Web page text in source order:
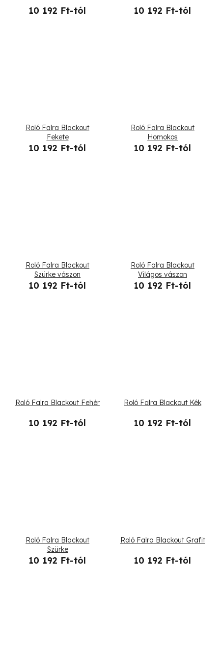
10 192 Ft-tól 10 192 Ft-tól
Roló Falra Blackout
Fekete
10 192 Ft-tól
Roló Falra Blackout
Homokos
10 192 Ft-tól
Roló Falra Blackout
Szürke vászon
10 192 Ft-tól
Roló Falra Blackout
Világos vászon
10 192 Ft-tól
Roló Falra Blackout Fehér
10 192 Ft-tól
Roló Falra Blackout Kék
10 192 Ft-tól
Roló Falra Blackout
Szürke
10 192 Ft-tól
Roló Falra Blackout Grafit
10 192 Ft-tól